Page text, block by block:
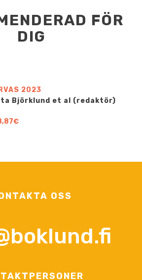
FÖR
DIG
2023
Björklund et al (redaktör)
OSS